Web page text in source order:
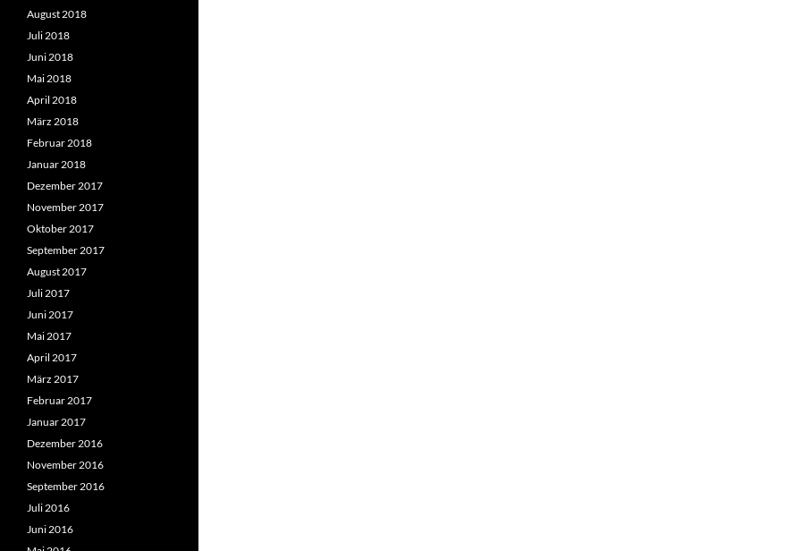
August 2018
Juli 2018
Juni 2018
Mai 2018
April 2018
März 2018
Februar 2018
Januar 2018
Dezember 2017
November 2017
Oktober 2017
September 2017
August 2017
Juli 2017
Juni 2017
Mai 2017
April 2017
März 2017
Februar 2017
Januar 2017
Dezember 2016
November 2016
September 2016
Juli 2016
Juni 2016